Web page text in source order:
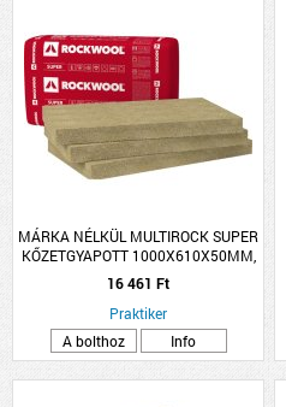
MÁRKA NÉLKÜL MULTIROCK SUPER
KŐZETGYAPOTT 1000X610X50MM,
0.039W/M-K
16 461 Ft
Praktiker
A bolthoz
Info